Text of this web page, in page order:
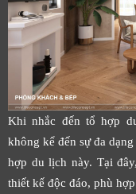
Khi nhắc đến tổ hợp
không kể đến sự đa
hợp du lịch này. Tại
thiết kế độc đáo, phù